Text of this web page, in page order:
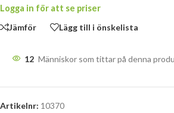
Logga in för att se priser
Jämför
Lägg till i önskelista
12 Människor som tittar på denna
Artikelnr: 10370